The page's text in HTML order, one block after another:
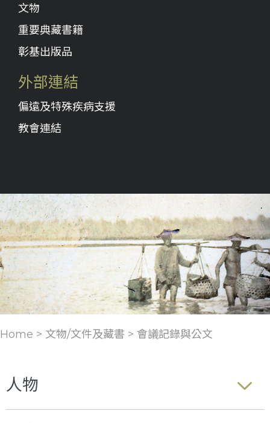
文物
重要典藏書籍
彰基出版品
外部連結
偏遠及特殊疾病支援
教會連結
Home > 文物/文件及藏書 > 會議記錄與公文
人物